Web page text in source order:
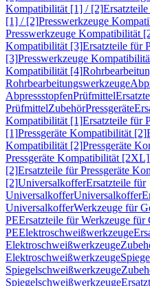
Kompatibilität [1] / [2]
[1] / [2]Presswerkzeuge
Presswerkzeuge Kompatibilität
Kompatibilität [3]Ersatzteile für
[3]Presswerkzeuge
Kompatibilität [4]
Rohrbearbeitungswerkzeuge
AbpressstopfenPrüfmittel
PrüfmittelZubehörPressgeräte
Kompatibilität [1]Ersatzteile für
[1]Pressgeräte Kompatibilität [2]
Kompatibilität [2]Pressgeräte
Pressgeräte Kompatibilität [2XL]
[2]Ersatzteile für Pressgeräte
[2]UniversalkofferErsatzteile für
UniversalkofferUniversalkoffer
UniversalkofferWerkzeuge für
PEErsatzteile für Werkzeuge
PEElektroschweißwerkzeuge
Elektroschweißwerkzeuge
Elektroschweißwerkzeuge
Spiegelschweißwerkzeuge
Spiegelschweißwerkzeuge